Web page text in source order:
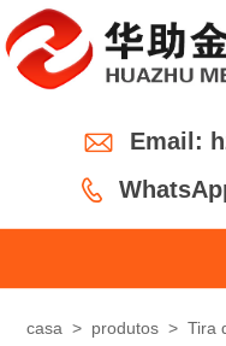
 Email:

casa > produtos > Tira